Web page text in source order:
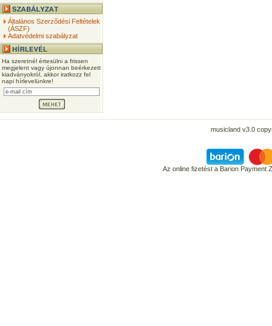
Általános Szerződési Feltételek
(ÁSZF)
Adatvédelmi szabályzat
Ha szeretnél értesülni a frissen
megjelent vagy újonnan beérkezett
kiadványokról, akkor iratkozz fel
napi hírlevelünkre!
musicland v3.0
Az online fizetést a Barion Payment